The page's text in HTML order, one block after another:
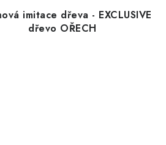
imitace dřeva - EXCLUSIVE
dřevo OŘECH